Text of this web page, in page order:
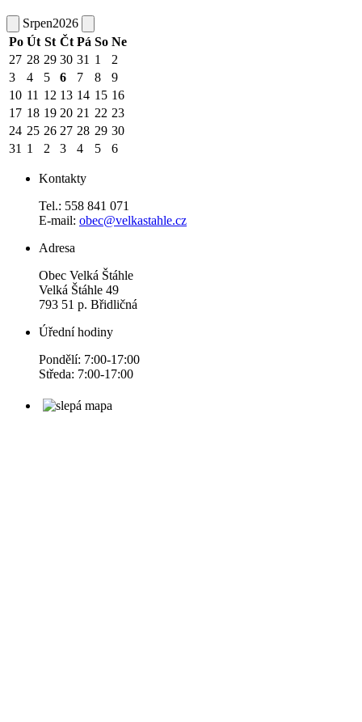
Srpen2026
Po Út St Čt Pá So Ne
27 28 29 30 31 1
2
3
4 5 6 7 8
9
10 11 12 13 14 15 16
17 18 19 20 21 22 23
24 25 26 27 28 29 30
31 1 2 3 4 5 6
Kontakty
Tel.: 558 841 071
E-mail: obec@velkastahle.cz
Adresa
Obec Velká Štáhle
Velká Štáhle 49
793 51 p. Břidličná
Úřední hodiny
Pondělí: 7:00-17:00
Středa: 7:00-17:00